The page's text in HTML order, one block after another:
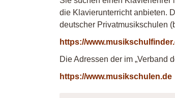
die Klavierunterricht anbieten.
deutscher Privatmusikschulen
https://
Die Adressen der im „Verband
https://www.musikschulen.de